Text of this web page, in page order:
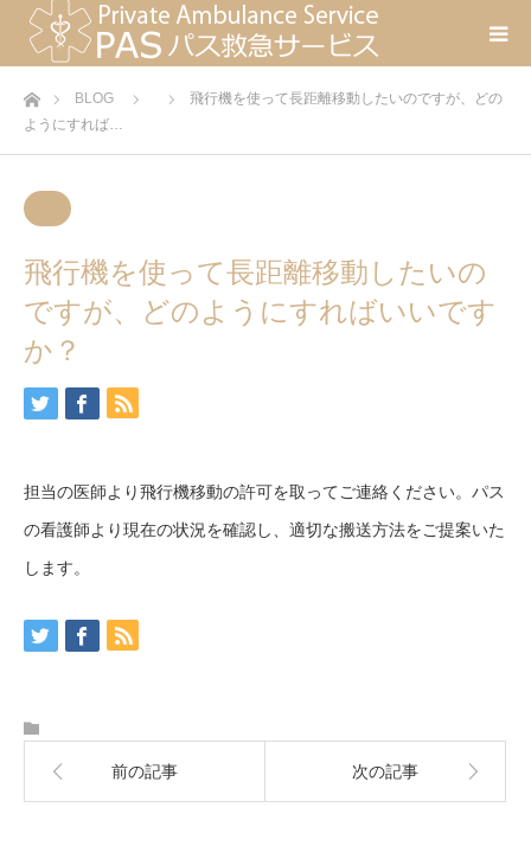
ホームBLOG
飛行機を使って長距離移動したいのですが、どの
ようにすれば…
飛行機を使って長距離移動したいの
ですが、どのようにすればいいです
か？
担当の医師より飛行機移動の許可を取ってご連絡ください。パス
の看護師より現在の状況を確認し、適切な搬送方法をご提案いた
します。
前の記事 次の記事